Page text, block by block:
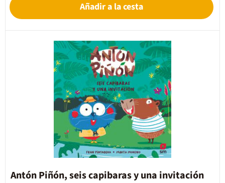
Añadir a la cesta
Antón Piñón, seis capibaras y una invitación